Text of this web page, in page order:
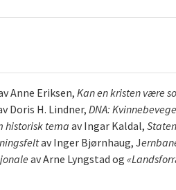
Anne Eriksen, Kan en kristen være
Doris H. Lindner,DNA:
historisk tema av Ingar Kaldal,
av Inger Bjørnhaug, J
av Arne Lyngstad og